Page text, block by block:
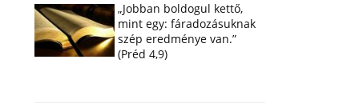
„Jobban boldogul kettő,
mint egy: fáradozásuknak
szép eredménye van.”
(Préd 4,9)